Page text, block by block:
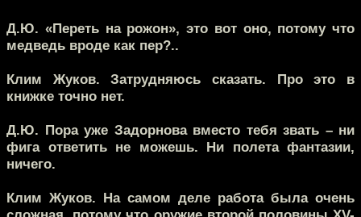
Д.Ю. «Переть на рожон», это вот оно, потому что
медведь вроде как пер?..
Клим Жуков.Затрудняюсь сказать. Про это в
книжке точно нет.
Д.Ю. Пора уже Задорнова вместо тебя звать – ни
фига ответить не можешь. Ни полета фантазии,
ничего.
Клим Жуков. На самом деле работа была очень